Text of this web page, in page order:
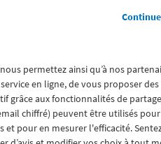
permettez ainsi qu’à nos
en ligne, de vous proposer des
grâce aux fonctionnalités de
chiffré) peuvent être utilisés
pour en mesurer l'efficacité.